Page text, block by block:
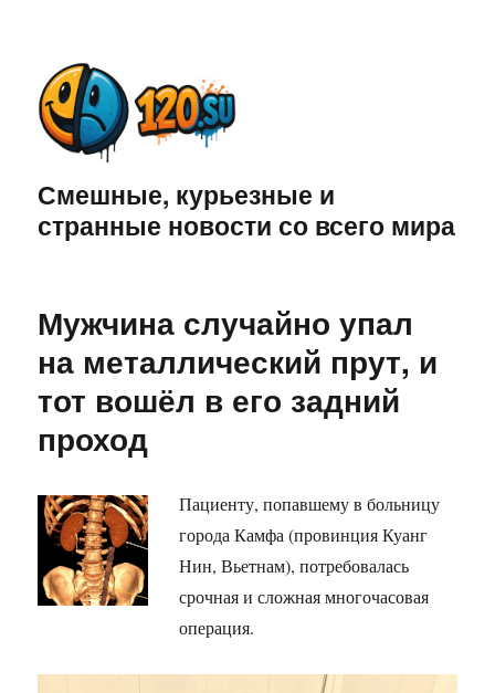
Смешные, курьезные и
странные новости со всего мира
Мужчина случайно упал
на металлический прут, и
тот вошёл в его задний
проход
Пациенту, попавшему в больницу
города Камфа (провинция Куанг
Нин, Вьетнам), потребовалась
срочная и сложная многочасовая
операция.